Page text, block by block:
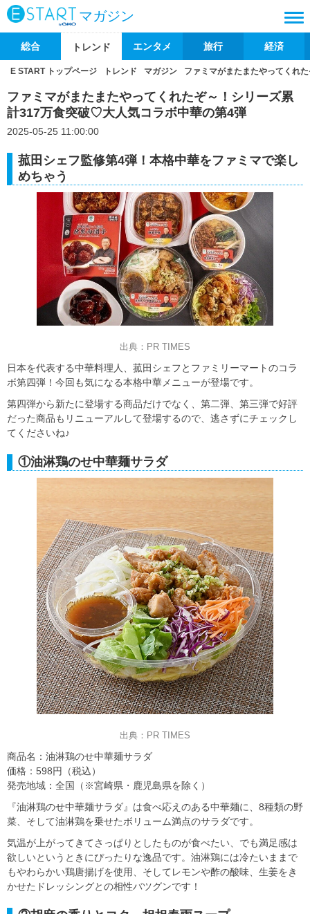
マガジン
総合 トレンド エンタメ 旅行 経済
E START トップページ トレンド マガジン ファミマがまたまたやってくれ
ファミマがまたまたやってくれたぞ～！シリーズ累
計317万食突破♡大人気コラボ中華の第4弾
2025-05-25 11:00:00
菰田シェフ監修第4弾！本格中華をファミマで楽し
めちゃう
出典：PR TIMES
日本を代表する中華料理人、菰田シェフとファミリーマートのコラ
ボ第四弾！今回も気になる本格中華メニューが登場です。
第四弾から新たに登場する商品だけでなく、第二弾、第三弾で好評
だった商品もリニューアルして登場するので、逃さずにチェックし
てくださいね♪
①油淋鶏のせ中華麺サラダ
出典：PR TIMES
商品名：油淋鶏のせ中華麺サラダ
価格：598円（税込）
発売地域：全国（※宮崎県・鹿児島県を除く）
『油淋鶏のせ中華麺サラダ』は食べ応えのある中華麺に、8種類の野
菜、そして油淋鶏を乗せたボリューム満点のサラダです。
気温が上がってきてさっぱりとしたものが食べたい、でも満足感は
欲しいというときにぴったりな逸品です。油淋鶏には冷たいままで
もやわらかい鶏唐揚げを使用、そしてレモンや酢の酸味、生姜をき
かせたドレッシングとの相性バツグンです！